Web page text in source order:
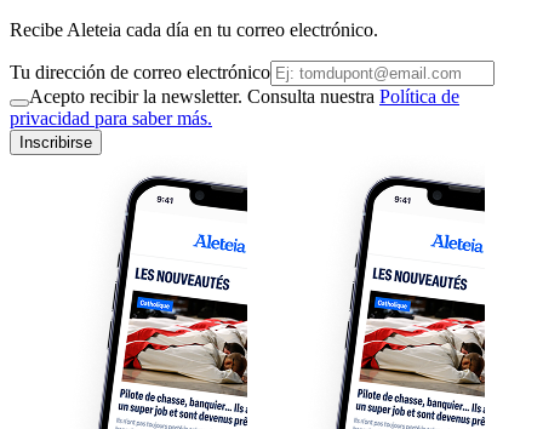
Recibe Aleteia cada día en tu correo electrónico.
Tu dirección de correo electrónico
Acepto recibir la newsletter. Consulta nuestra Política de
privacidad para saber más.
Inscribirse